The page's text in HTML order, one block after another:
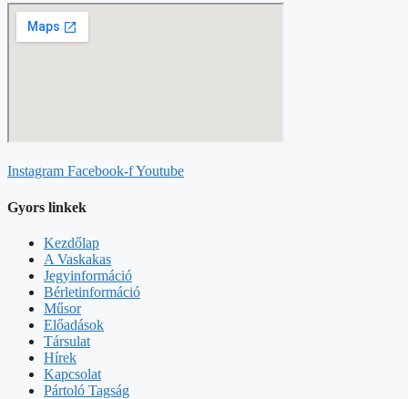
Instagram Facebook-fYoutube
Gyors linkek
Kezdőlap
A Vaskakas
Jegyinformáció
Bérletinformáció
Műsor
Előadások
Társulat
Hírek
Kapcsolat
Pártoló Tagság